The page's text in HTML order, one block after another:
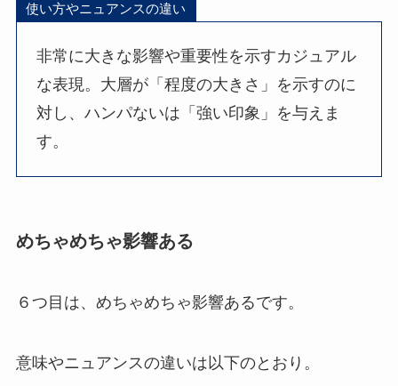
使い方やニュアンスの違い
非常に大きな影響や重要性を示すカジュアル
な表現。大層が「程度の大きさ」を示すのに
対し、ハンパないは「強い印象」を与えま
す。
めちゃめちゃ影響ある
６つ目は、めちゃめちゃ影響あるです。
意味やニュアンスの違いは以下のとおり。